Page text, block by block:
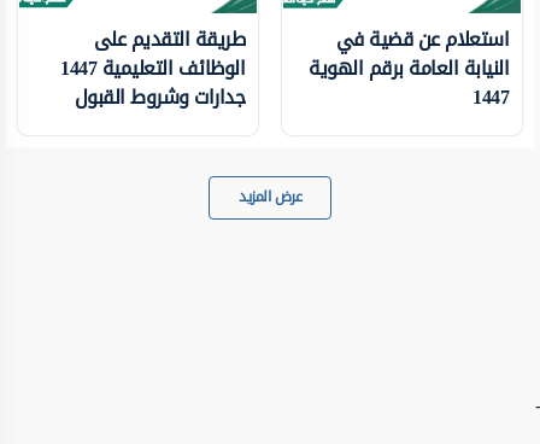
استعلام عن قضية في
النيابة العامة برقم الهوية
1447
طريقة التقديم على
الوظائف التعليمية 1447
جدارات وشروط القبول
عرض المزيد
-